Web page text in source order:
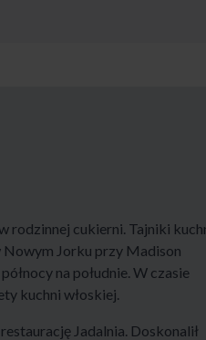
rodzinnej cukierni. Tajniki
Nowym Jorku przy Madison
na południe. W czasie
kuchni włoskiej.
Jadalnia. Doskonalił